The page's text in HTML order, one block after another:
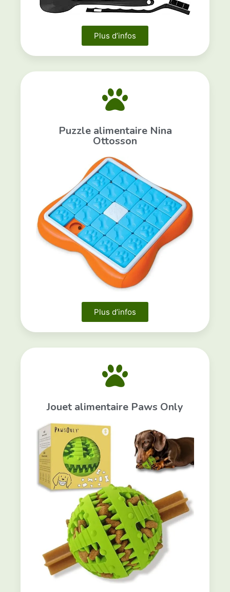
Plus d’infos
Puzzle alimentaire Nina
Ottosson
Plus d’infos
Jouet alimentaire Paws Only